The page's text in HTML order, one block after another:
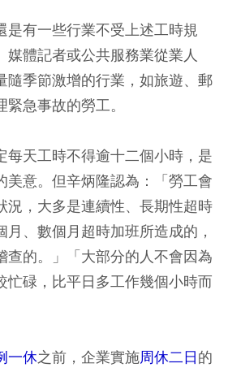
是有一些行業不受上述工時規
媒體記者或公共服務業從業人
隨季節激增的行業，如旅遊、郵
急事故的勞工。
每天工時不得逾十二個小時，是
美意。但辛炳隆認為：「勞工會
況，大多是連續性、長期性超時
、數個月超時加班所造成的，
查的。」「大部分的人不會因為
忙碌，比平日多工作幾個小時而
一休之前，企業實施周休二日的